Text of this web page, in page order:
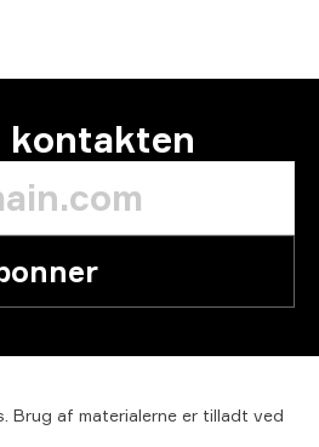
kontakten
Brug af materialerne er tilladt ved